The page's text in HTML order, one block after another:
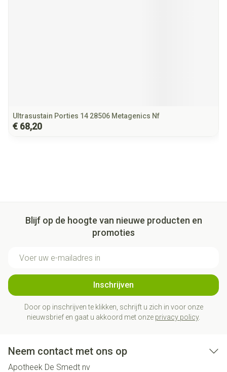
Ultrasustain Porties 14 28506 Metagenics Nf
€ 68,20
Blijf op de hoogte van nieuwe producten en
promoties
Inschrijven
Door op inschrijven te klikken, schrijft u zich in voor onze
nieuwsbrief en gaat u akkoord met onze privacy policy.
Neem contact met ons op
Apotheek De Smedt nv